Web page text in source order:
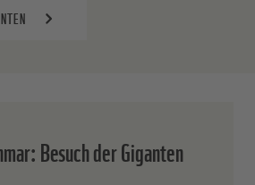
Besuch der Giganten